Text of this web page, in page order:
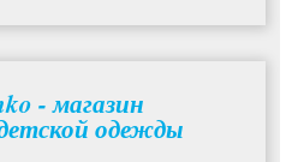
- магазин
одежды